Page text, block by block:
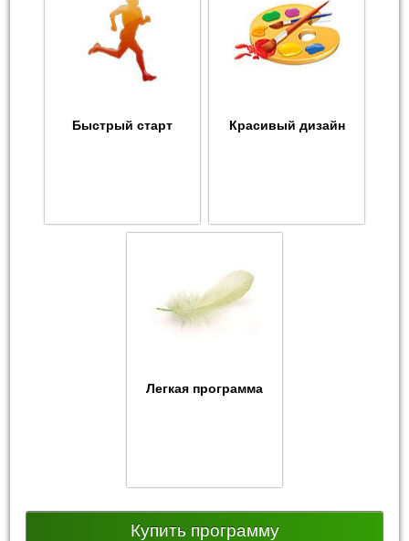
Быстрый старт Красивый дизайн
Легкая программа
Купить программу